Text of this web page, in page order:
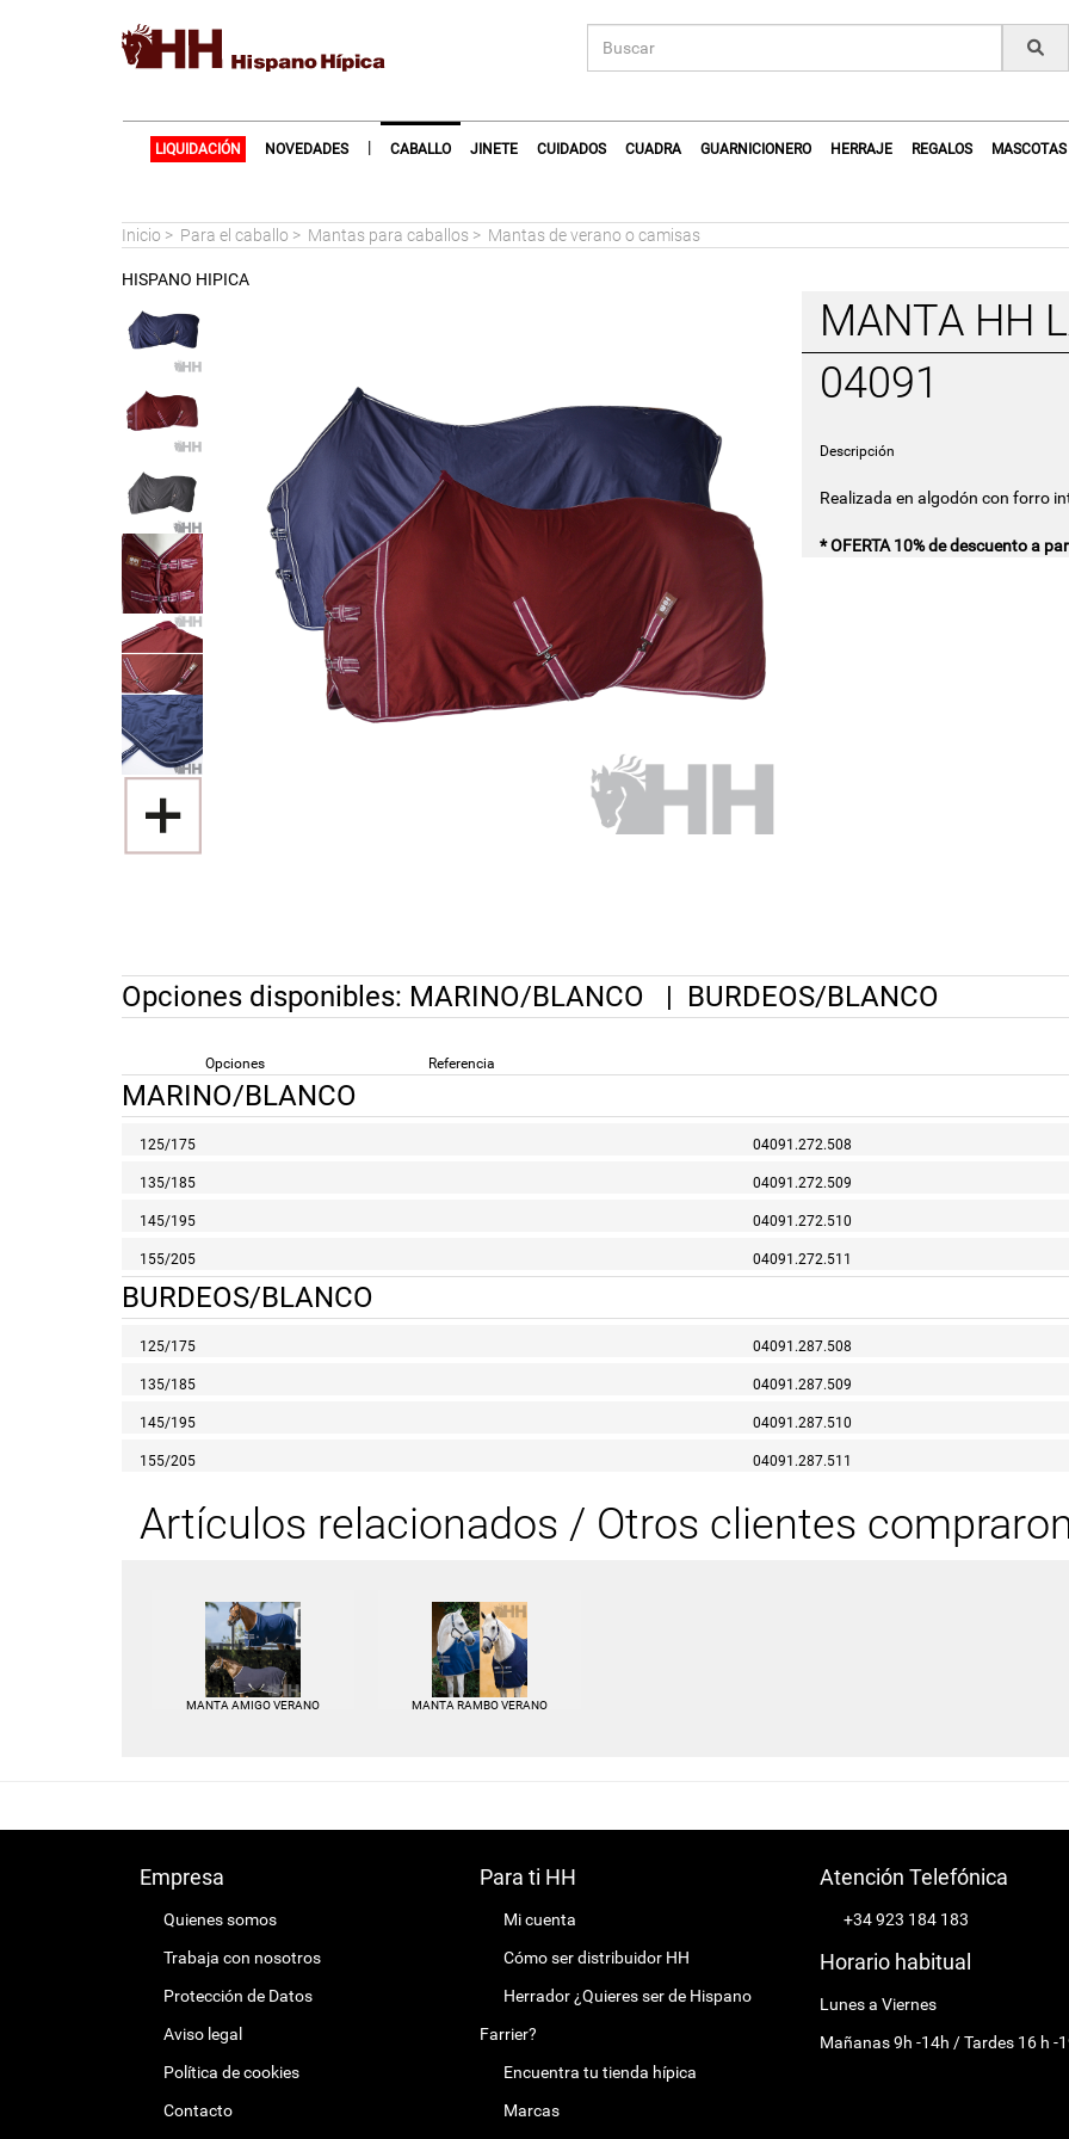
LIQUIDACIÓN NOVEDADES | CABALLO JINETE CUIDADOS CUADRA GUARNICIONERO HERRAJE REGALOS MASCOTAS
Inicio > Para el caballo > Mantas para caballos > Mantas de verano o camisas
HISPANO HIPICA
MANTA HH
04091
Descripción
Realizada en algodón con forro
* OFERTA 10% de descuento a
Opciones disponibles: MARINO/BLANCO | BURDEOS/BLANCO
Opciones Referencia
MARINO/BLANCO
125/175 04091.272.508
135/185 04091.272.509
145/195 04091.272.510
155/205 04091.272.511
BURDEOS/BLANCO
125/175 04091.287.508
135/185 04091.287.509
145/195 04091.287.510
155/205 04091.287.511
Artículos relacionados / Otros clientes
MANTA AMIGO VERANO MANTA RAMBO VERANO
Empresa
Quienes somos
Trabaja con nosotros
Protección de Datos
Aviso legal
Política de cookies
Contacto
Para ti HH
Mi cuenta
Cómo ser distribuidor HH
Herrador ¿Quieres ser de Hispano
Farrier?
Encuentra tu tienda hípica
Marcas
Atención Telefónica
+34 923 184 183
Horario habitual
Lunes a Viernes
Mañanas 9h -14h / Tardes 16 h -